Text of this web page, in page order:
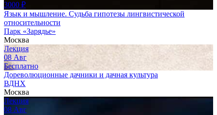
3000 ₽
Язык и мышление. Судьба гипотезы лингвистической
относительности
Парк «Зарядье»
Москва
Лекция
08 Авг
Бесплатно
Дореволюционные дачники и дачная культура
ВДНХ
Москва
Лекция
08 Авг